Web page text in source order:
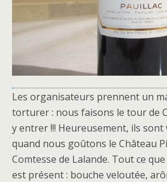
Les organisateurs prennent un
torturer : nous faisons le tour de
y entrer !!! Heureusement, ils
quand nous goûtons le Château
Comtesse de Lalande. Tout ce
est présent : bouche veloutée,